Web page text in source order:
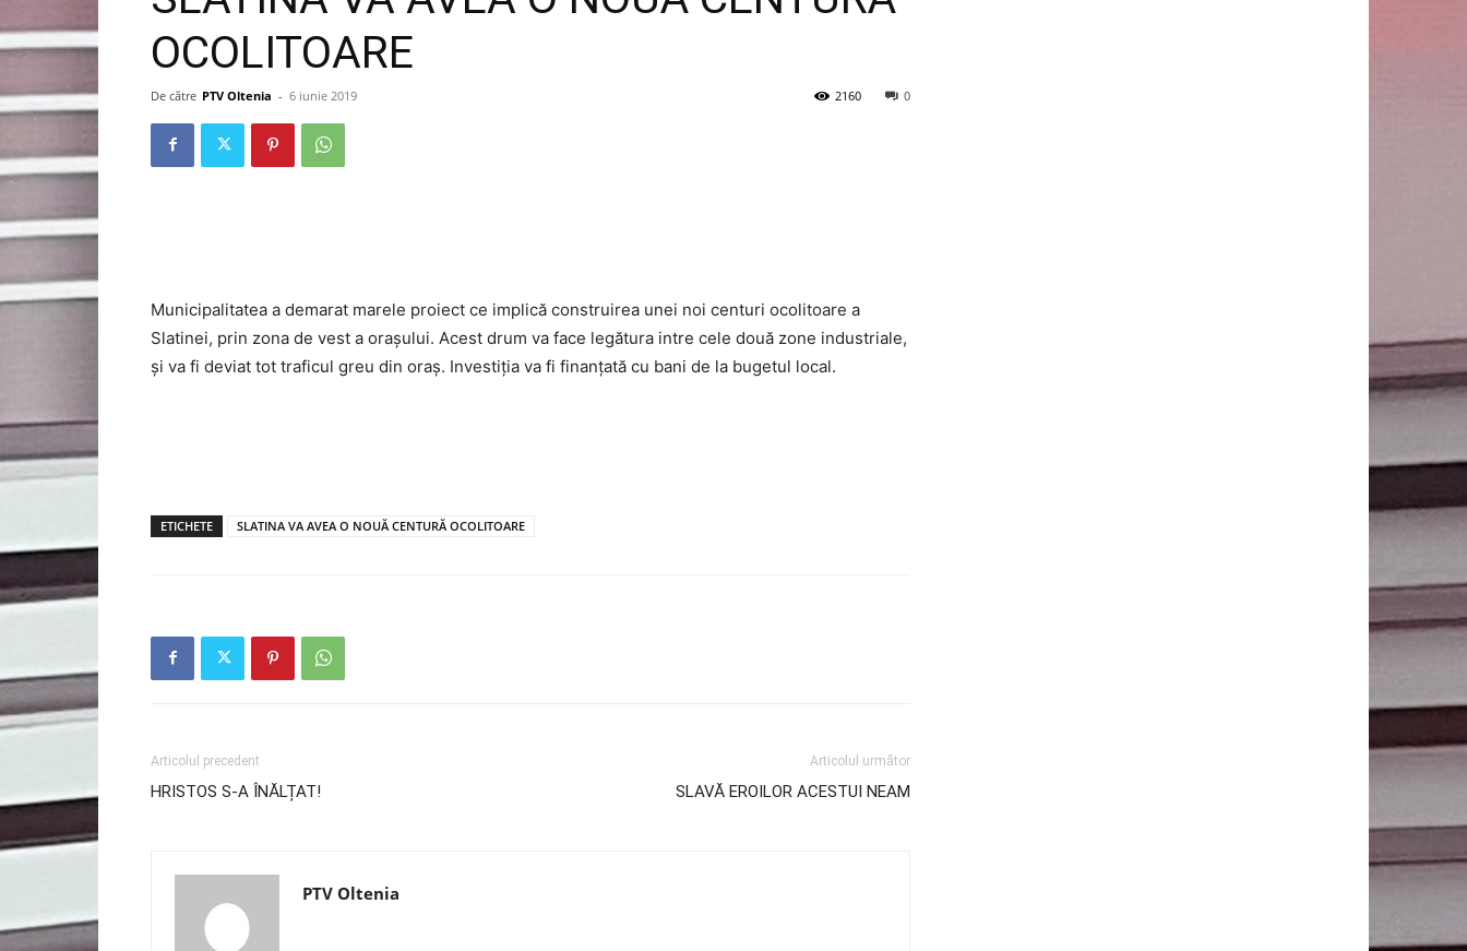
OCOLITOARE
De către PTV Oltenia - 6 iunie 2019 0
2160
Municipalitatea a demarat marele proiect ce implică construirea unei noi centuri ocolitoare a
Slatinei, prin zona de vest a orașului. Acest drum va face legătura intre cele două zone industriale,
și va fi deviat tot traficul greu din oraș. Investiția va fi finanțată cu bani de la bugetul local.
ETICHETE SLATINA VA AVEA O NOUĂ CENTURĂ OCOLITOARE
Articolul precedent
HRISTOS S-A ÎNĂLȚAT!
Articolul următor
SLAVĂ EROILOR ACESTUI NEAM
PTV Oltenia